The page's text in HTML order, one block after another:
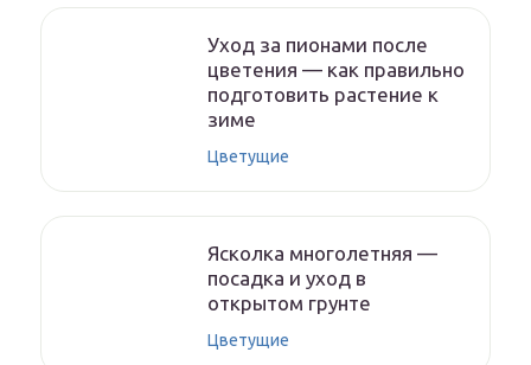
Уход за пионами после
цветения — как правильно
подготовить растение к
зиме
Цветущие
Ясколка многолетняя —
посадка и уход в
открытом грунте
Цветущие